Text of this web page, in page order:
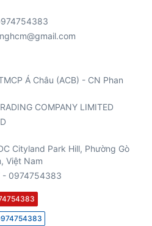
Á Châu (ACB) - CN Phan
Cityland Park Hill, Phường Gò
Việt Nam
0974754383